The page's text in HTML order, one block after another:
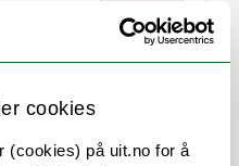
cookies
(cookies) på uit.no for å